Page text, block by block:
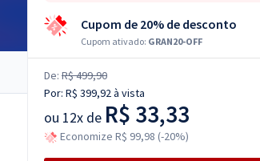
Cupom de 20% de desconto
Cupom ativado: GRAN20-OFF
De: R$ 499,90
Por: R$ 399,92à vista
ou 12x de R$ 33,33
Economize R$ 99,98 (-20%)